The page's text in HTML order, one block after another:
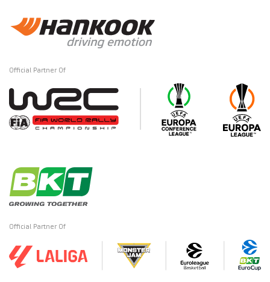
Official Partner Of
Official Partner Of